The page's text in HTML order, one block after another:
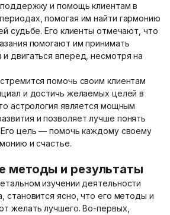
и помощь клиентам в
помогая им найти гармонию
судьбе. Его клиенты отмечают, что
помогают им принимать
двигаться вперед, несмотря на
помочь своим клиентам
и достичь желаемых целей в
астрология является мощным
и позволяет лучше понять
цель — помочь каждому своему
и счастье.
методы и результаты
изучении деятельности
становится ясно, что его методы и
желать лучшего. Во-первых,